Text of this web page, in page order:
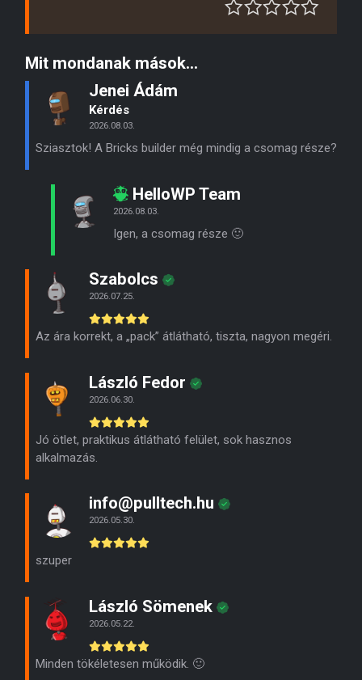
Mit mondanak mások...
Jenei Ádám
Kérdés
2026.08.03.
Sziasztok! A Bricks builder még mindig a csomag része?
HelloWP Team
2026.08.03.
Igen, a csomag része 🙂
Szabolcs
2026.07.25.
Az ára korrekt, a „pack” átlátható, tiszta, nagyon megéri.
László Fedor
2026.06.30.
Jó ötlet, praktikus átlátható felület, sok hasznos
alkalmazás.
info@pulltech.hu
2026.05.30.
szuper
László Sömenek
2026.05.22.
Minden tökéletesen működik. 🙂